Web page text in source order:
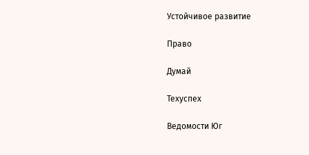
Устойчивое развитие
Право
Думай
Техуспех
Ведомости Юг